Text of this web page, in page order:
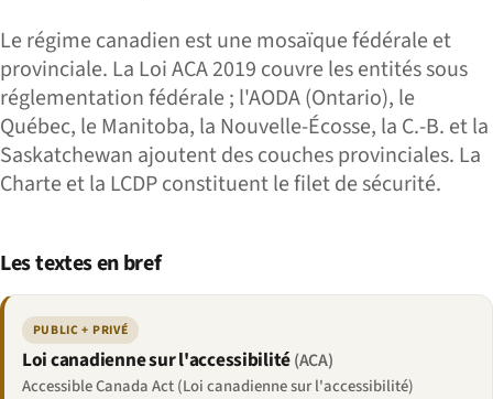
Le régime canadien est une mosaïque fédérale et
provinciale. La Loi ACA 2019 couvre les entités sous
réglementation fédérale ; l'AODA (Ontario), le
Québec, le Manitoba, la Nouvelle-Écosse, la C.-B. et la
Saskatchewan ajoutent des couches provinciales. La
Charte et la LCDP constituent le filet de sécurité.
Les textes en bref
PUBLIC + PRIVÉ
Loi canadienne sur l'accessibilité(ACA)
Accessible Canada Act (Loi canadienne sur l'accessibilité)